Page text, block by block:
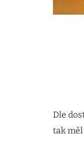
Dle
tak měl